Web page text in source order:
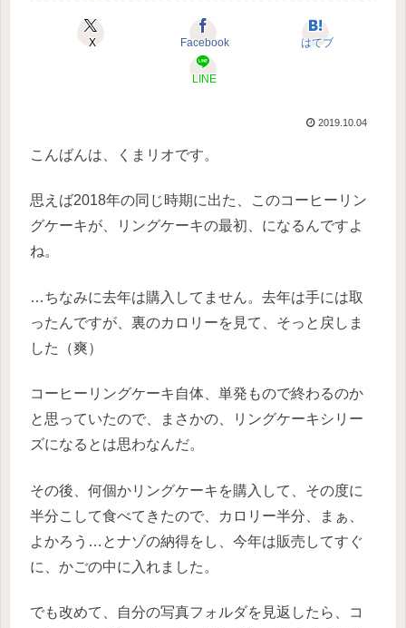
X Facebook はてブ
LINE
2019.10.04
こんばんは、くまリオです。
思えば2018年の同じ時期に出た、このコーヒーリン
グケーキが、リングケーキの最初、になるんですよ
ね。
…ちなみに去年は購入してません。去年は手には取
ったんですが、裏のカロリーを見て、そっと戻しま
した（爽）
コーヒーリングケーキ自体、単発もので終わるのか
と思っていたので、まさかの、リングケーキシリー
ズになるとは思わなんだ。
その後、何個かリングケーキを購入して、その度に
半分こして食べてきたので、カロリー半分、まぁ、
よかろう…とナゾの納得をし、今年は販売してすぐ
に、かごの中に入れました。
でも改めて、自分の写真フォルダを見返したら、コ